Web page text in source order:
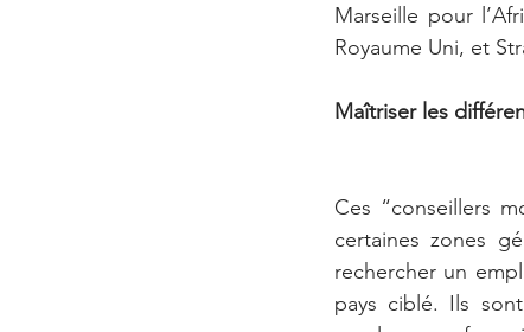
Marseille pour
Royaume Uni, et
Maîtriser les
Ces “conseillers
certaines zones
rechercher un
pays ciblé. Ils